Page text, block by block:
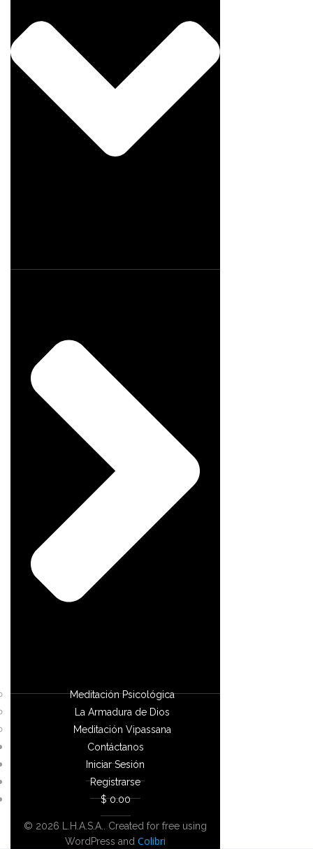
Meditación Psicológica
La Armadura de Dios
Meditación Vipassana
Contáctanos
Iniciar Sesión
Registrarse
$ 0.00
© 2026 L.H.A.S.A.. Created for free using
WordPress and Colibri